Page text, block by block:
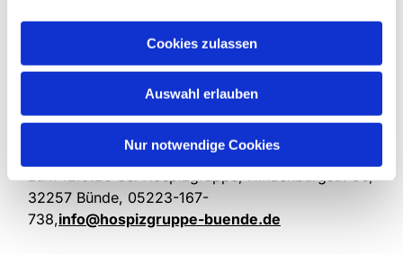
Cookies zulassen
Auswahl erlauben
Nur notwendige Cookies
Heilpraktiker (Psychotherapie),
Kontemplationslehrer (ESdK))
150 Euro. Für Mitarbeitende der
Hospizgruppe frei.
: möglichst bald, spätestens jedoch bis
zum 12.9.26 bei Hospizgruppe, Hindenburgstr. 56,
32257 Bünde, 05223-167-
738,info@hospizgruppe-buende.de